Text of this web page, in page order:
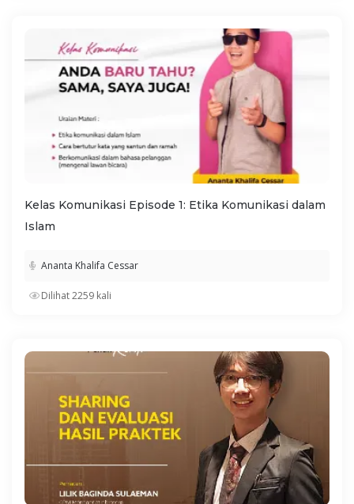
Kelas Komunikasi Episode 1: Etika Komunikasi dalam
Islam
Ananta Khalifa Cessar
Dilihat 2259 kali